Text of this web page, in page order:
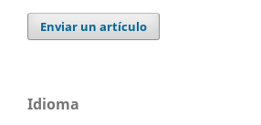
Enviar un artículo
Idioma